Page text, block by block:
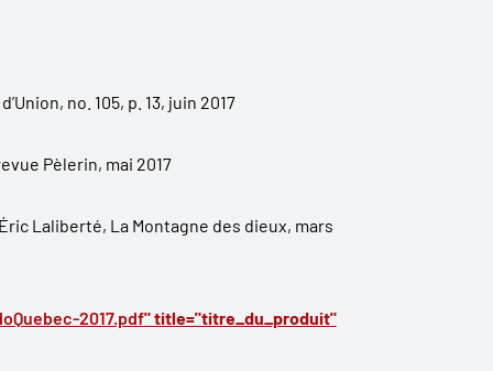
no. 105, p. 13, juin 2017
Pèlerin, mai 2017
Laliberté, La Montagne des dieux, mars
2017.pdf" title="titre_du_produit"